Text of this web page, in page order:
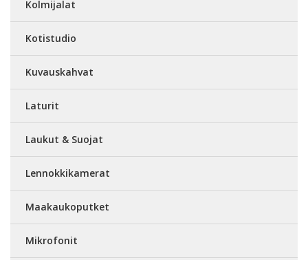
Kolmijalat
Kotistudio
Kuvauskahvat
Laturit
Laukut & Suojat
Lennokkikamerat
Maakaukoputket
Mikrofonit